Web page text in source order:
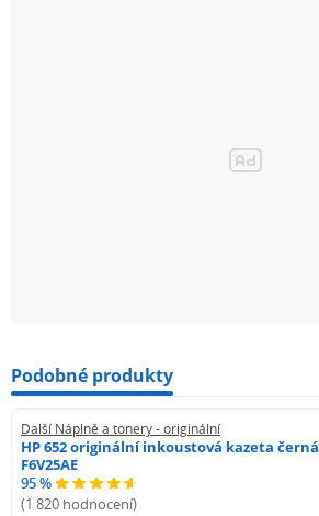
Podobné produkty
Další Náplně a tonery - originální
HP 652 originální inkoustová kazeta černá
F6V25AE
95 %
(1 820 hodnocení)